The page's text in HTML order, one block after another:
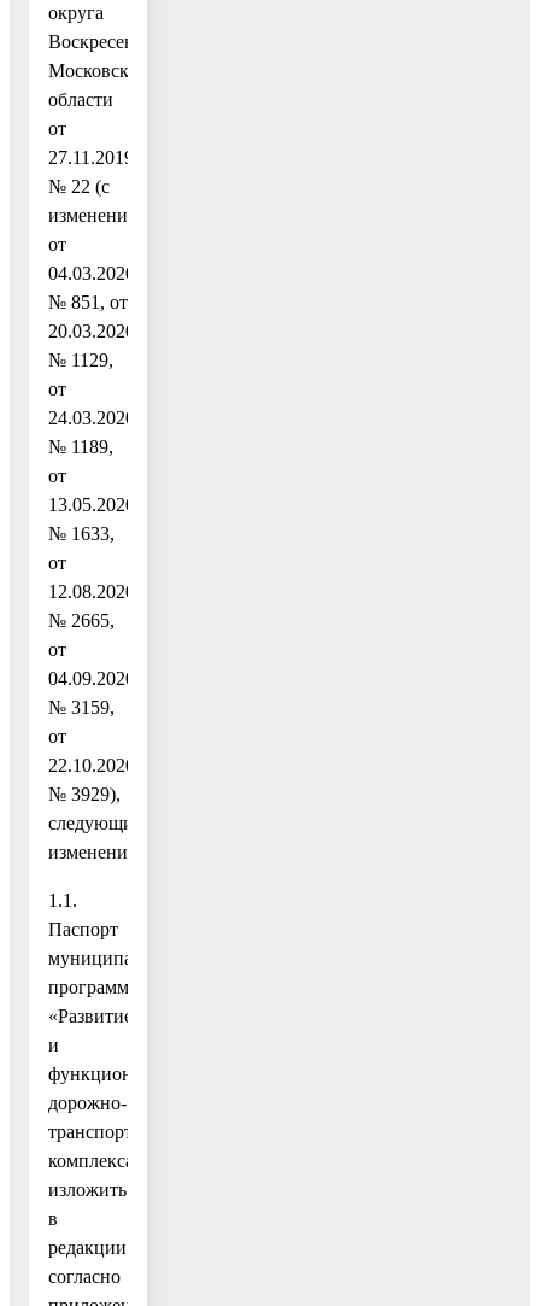
округа
Воскресенск
Московской
области
от
27.11.2019
№ 22 (с
изменениями
от
04.03.2020
№ 851, от
20.03.2020
№ 1129,
от
24.03.2020
№ 1189,
от
13.05.2020
№ 1633,
от
12.08.2020
№ 2665,
от
04.09.2020
№ 3159,
от
22.10.2020
№ 3929),
следующие
изменения:
1.1.
Паспорт
муниципальной
программы
«Развитие
и
функционирование
дорожно-
транспортного
комплекса»
изложить
в
редакции
согласно